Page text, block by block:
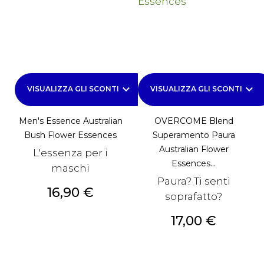
VISUALIZZA GLI SCONTI keyboard_arrow_down
Men's Essence Australian
Bush Flower Essences
L'essenza per i
maschi
Prezzo
16,90 €
VISUALIZZA GLI SCONTI keyboard_arrow_down
OVERCOME Blend
Superamento Paura
Australian Flower
Essences...
Paura? Ti senti
soprafatto?
Prezzo
17,00 €